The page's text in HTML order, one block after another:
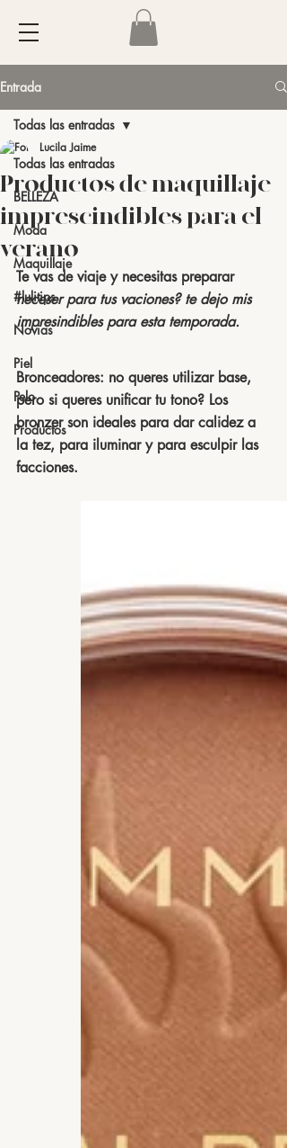
Entrada
Todas las entradas
BELLEZA
Moda
Maquillaje
#lulitips
Novias
Piel
Pelo
Productos
Todas las entradas
Productos de maquillaje
imprescindibles para el
verano
Lucila Jaime
Te vas de viaje y necesitas preparar
neceser para tus vaciones? te dejo mis
impresindibles para esta temporada.
Bronceadores: no queres utilizar base,
pero si queres unificar tu tono? Los
bronzer son ideales para dar calidez a
la tez, para iluminar y para esculpir las
facciones.